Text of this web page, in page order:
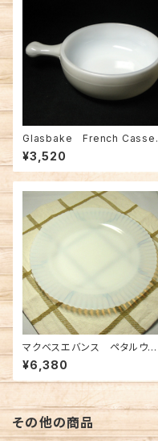
Glasbake French Casser
ole（FK-10390）
¥3,520
マクベスエバンス ペタルウエ
ア ディナープレート モナック
ス（FK-12130）
¥6,380
その他の商品